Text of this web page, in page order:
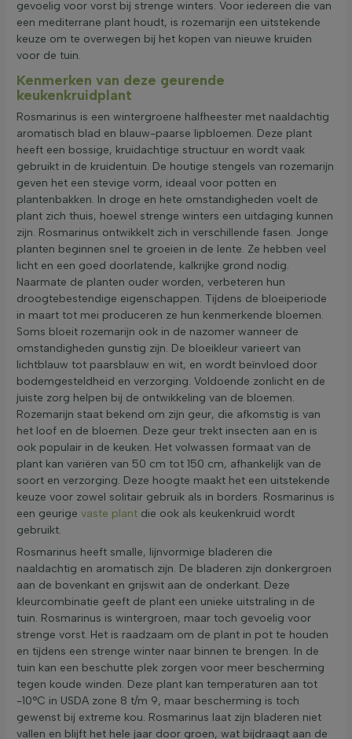
gevoelig voor vorst bij strenge winters. Voor iedereen die van
een mediterrane plant houdt, is rozemarijn een uitstekende
keuze om te overwegen bij het kopen van nieuwe kruiden
voor de tuin.
Kenmerken van deze geurende
keukenkruidplant
Rosmarinus is een wintergroene halfheester met naaldachtig
aromatisch blad en blauw-paarse lipbloemen. Deze plant
heeft een bossige, kruidachtige structuur en wordt vaak
gebruikt in de kruidentuin. De houtige stengels van rozemarijn
geven het een stevige vorm, ideaal voor potten en
plantenbakken. In droge en hete omstandigheden voelt de
plant zich thuis, hoewel strenge winters een uitdaging kunnen
zijn. Rosmarinus ontwikkelt zich in verschillende fasen. Jonge
planten beginnen snel te groeien in de lente. Ze hebben veel
licht en een goed doorlatende, kalkrijke grond nodig.
Naarmate de planten ouder worden, verbeteren hun
droogtebestendige eigenschappen. Tijdens de bloeiperiode
in maart tot mei produceren ze hun kenmerkende bloemen.
Soms bloeit rozemarijn ook in de nazomer wanneer de
omstandigheden gunstig zijn. De bloeikleur varieert van
lichtblauw tot paarsblauw en wit, en wordt beïnvloed door
bodemgesteldheid en verzorging. Voldoende zonlicht en de
juiste zorg helpen bij de ontwikkeling van de bloemen.
Rozemarijn staat bekend om zijn geur, die afkomstig is van
het loof en de bloemen. Deze geur trekt insecten aan en is
ook populair in de keuken. Het volwassen formaat van de
plant kan variëren van 50 cm tot 150 cm, afhankelijk van de
soort en verzorging. Deze hoogte maakt het een uitstekende
keuze voor zowel solitair gebruik als in borders. Rosmarinus is
een geurige vaste plant die ook als keukenkruid wordt
gebruikt.
Rosmarinus heeft smalle, lijnvormige bladeren die
naaldachtig en aromatisch zijn. De bladeren zijn donkergroen
aan de bovenkant en grijswit aan de onderkant. Deze
kleurcombinatie geeft de plant een unieke uitstraling in de
tuin. Rosmarinus is wintergroen, maar toch gevoelig voor
strenge vorst. Het is raadzaam om de plant in pot te houden
en tijdens een strenge winter naar binnen te brengen. In de
tuin kan een beschutte plek zorgen voor meer bescherming
tegen koude winden. Deze plant kan temperaturen aan tot
-10°C in USDA zone 8 t/m 9, maar bescherming is toch
gewenst bij extreme kou. Rosmarinus laat zijn bladeren niet
vallen en blijft het hele jaar door groen, wat bijdraagt aan de